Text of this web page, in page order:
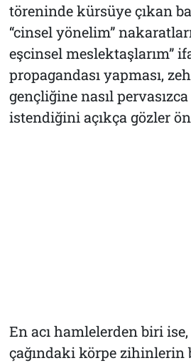
töreninde kürsüye çıkan
“cinsel yönelim”
eşcinsel meslektaşlarım”
propagandası yapması,
gençliğine nasıl
istendiğini açıkça gözler
En acı hamlelerden biri
çağındaki körpe